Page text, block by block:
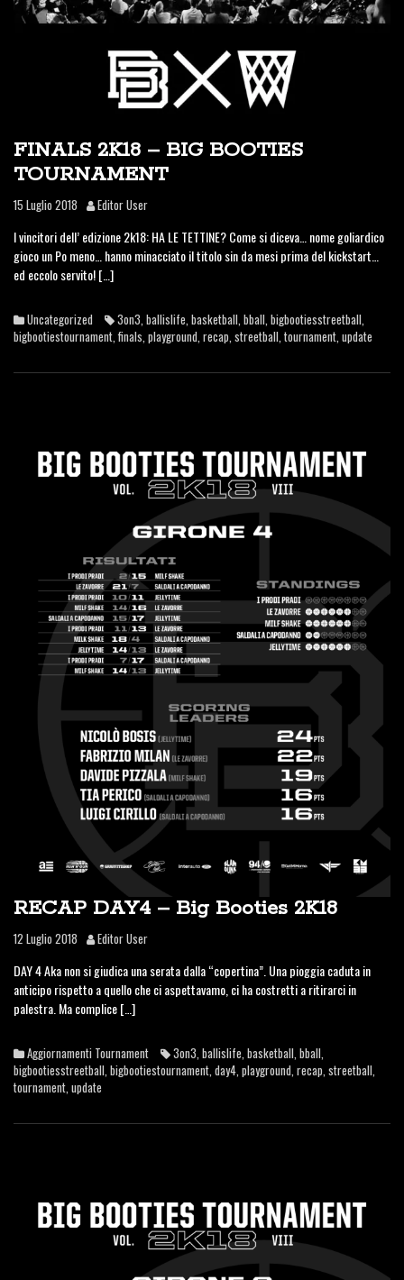
FINALS 2K18 – BIG BOOTIES
TOURNAMENT
15 Luglio 2018 Editor User
I vincitori dell’ edizione 2k18: HA LE TETTINE? Come si diceva… nome goliardico
gioco un Po meno… hanno minacciato il titolo sin da mesi prima del kickstart…
ed eccolo servito! […]
Uncategorized 3on3 ballislife basketball bball bigbootiesstreetball
bigbootiestournament ,finals playground recap streetball tournament update
RECAP DAY4 – Big Booties 2K18
12 Luglio 2018 Editor User
DAY 4 Aka non si giudica una serata dalla “copertina”. Una pioggia caduta in
anticipo rispetto a quello che ci aspettavamo, ci ha costretti a ritirarci in
palestra. Ma complice […]
Aggiornamenti Tournament 3on3, ballislife, basketball, bball,
bigbootiesstreetball, bigbootiestournament, day4, playground, recap, streetball,
tournament, update